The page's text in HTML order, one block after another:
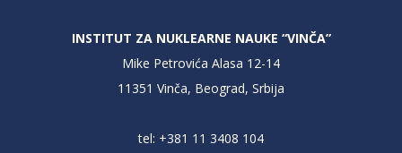
INSTITUT ZA NUKLEARNE NAUKE “VINČA”
Mike Petrovića Alasa 12-14
11351 Vinča, Beograd, Srbija
tel: +381 11 3408 104